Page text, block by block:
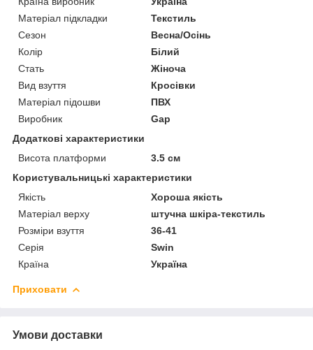
Матеріал підкладки
Текстиль
Сезон
Весна/Осінь
Колір
Білий
Стать
Жіноча
Вид взуття
Кросівки
Матеріал підошви
ПВХ
Виробник
Gap
Додаткові характеристики
Висота платформи
3.5 см
Користувальницькі характеристики
Якість
Хороша якість
Матеріал верху
штучна шкіра-текстиль
Розміри взуття
36-41
Серія
Swin
Країна
Україна
Приховати
Умови доставки